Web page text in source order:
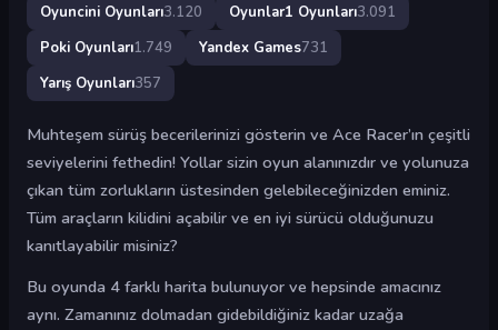
Oyuncini Oyunları3.120 Oyunlar1 Oyunları3.091
Poki Oyunları1.749 Yandex Games731
Yarış Oyunları357
Muhteşem sürüş becerilerinizi gösterin ve Ace Racer’ın çeşitli
seviyelerini fethedin! Yollar sizin oyun alanınızdır ve yolunuza
çıkan tüm zorlukların üstesinden gelebileceğinizden eminiz.
Tüm araçların kilidini açabilir ve en iyi sürücü olduğunuzu
kanıtlayabilir misiniz?
Bu oyunda 4 farklı harita bulunuyor ve hepsinde amacınız
aynı. Zamanınız dolmadan gidebildiğiniz kadar uzağa